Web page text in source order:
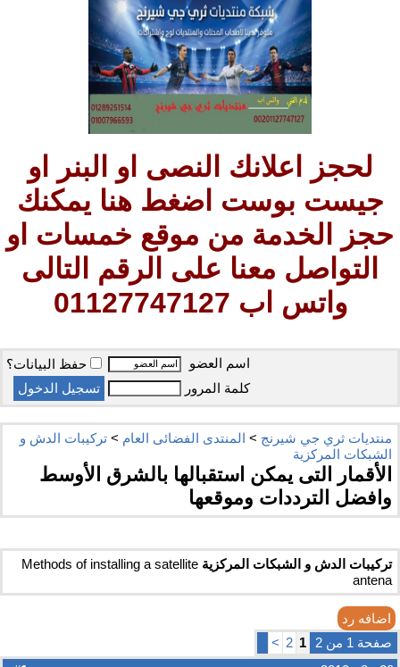
لحجز اعلانك النصى او البنر او
جيست بوست اضغط هنا يمكنك
حجز الخدمة من موقع خمسات او
التواصل معنا على الرقم التالى
واتس اب 01127747127
اسم العضو
حفظ البيانات؟
كلمة المرور
منتديات ثري جي شيرنج > المنتدى الفضائى العام > تركيبات الدش و
الشبكات المركزية
الأقمار التى يمكن استقبالها بالشرق الأوسط
وافضل الترددات وموقعها
تركيبات الدش و الشبكات المركزية Methods of installing a satellite
antena
اضافه رد
صفحة 1 من 2
1
2
>